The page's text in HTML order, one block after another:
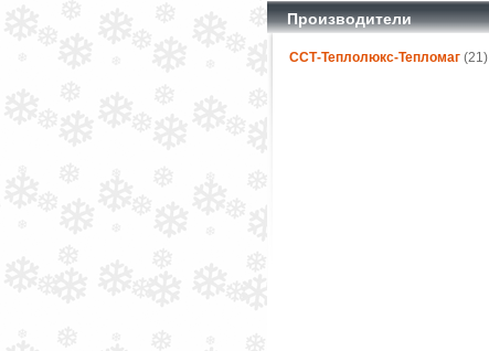
Производители
ССТ-Теплолюкс-Тепломаг(21)